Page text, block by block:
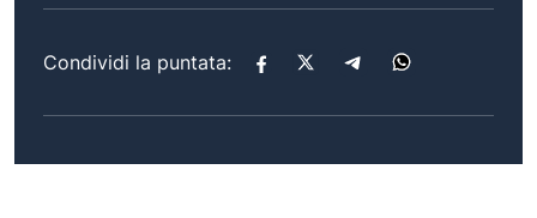
Condividi la puntata: